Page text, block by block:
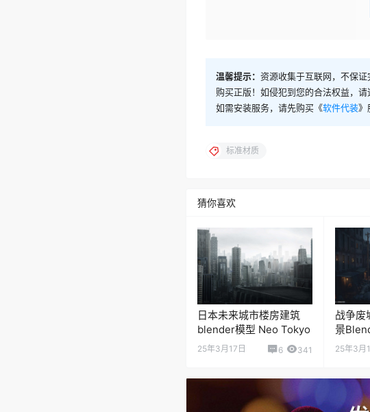
温馨提示： 资源收集于互联网，不保
购买正版！如侵犯到您的合法权益，
如需安装服务，请先购买《软件代装》
标准材质
猜你喜欢
日本未来城市楼房建筑
blender模型 Neo Tokyo
25年3月17日 6 341
战争废
景
25年3月